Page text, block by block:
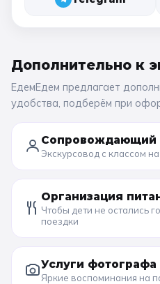
Дополнительно к
ЕдемЕдем предлагает
удобства, подберём при
Сопровождающий
Экскурсовод с классом
Организация
Чтобы дети не остались
поездки
Услуги фотографа
Яркие воспоминания на